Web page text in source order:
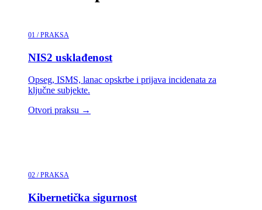
01 / PRAKSA
NIS2 usklađenost
Opseg, ISMS, lanac opskrbe i prijava incidenata za
ključne subjekte.
Otvori praksu →
02 / PRAKSA
Kibernetička sigurnost